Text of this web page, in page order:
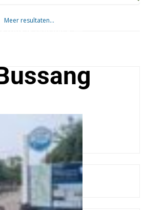
Meer resultaten...